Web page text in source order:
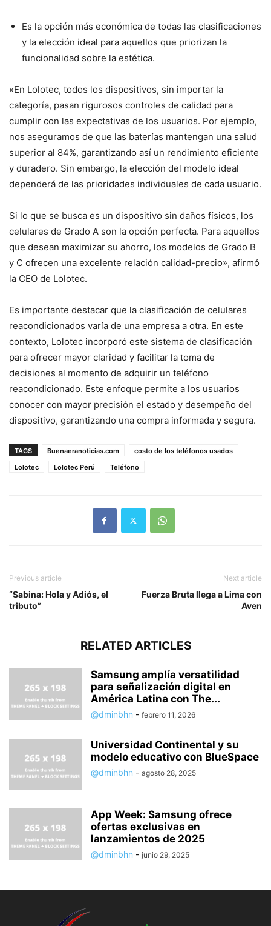
Es la opción más económica de todas las clasificaciones
y la elección ideal para aquellos que priorizan la
funcionalidad sobre la estética.
«En Lolotec, todos los dispositivos, sin importar la
categoría, pasan rigurosos controles de calidad para
cumplir con las expectativas de los usuarios. Por ejemplo,
nos aseguramos de que las baterías mantengan una salud
superior al 84%, garantizando así un rendimiento eficiente
y duradero. Sin embargo, la elección del modelo ideal
dependerá de las prioridades individuales de cada usuario.
Si lo que se busca es un dispositivo sin daños físicos, los
celulares de Grado A son la opción perfecta. Para aquellos
que desean maximizar su ahorro, los modelos de Grado B
y C ofrecen una excelente relación calidad-precio», afirmó
la CEO de Lolotec.
Es importante destacar que la clasificación de celulares
reacondicionados varía de una empresa a otra. En este
contexto, Lolotec incorporó este sistema de clasificación
para ofrecer mayor claridad y facilitar la toma de
decisiones al momento de adquirir un teléfono
reacondicionado. Este enfoque permite a los usuarios
conocer con mayor precisión el estado y desempeño del
dispositivo, garantizando una compra informada y segura.
TAGS Buenaeranoticias.com
costo de los teléfonos usados
Lolotec
Lolotec Perú Teléfono
Previous article
“Sabina: Hola y Adiós, el
tributo”
Next article
Fuerza Bruta llega a Lima con
Aven
RELATED ARTICLES
Samsung amplía versatilidad
para señalización digital en
América Latina con The...
@dminbhn - febrero 11, 2026
Universidad Continental y su
modelo educativo con BlueSpace
@dminbhn - agosto 28, 2025
App Week: Samsung ofrece
ofertas exclusivas en
lanzamientos de 2025
@dminbhn - junio 29, 2025